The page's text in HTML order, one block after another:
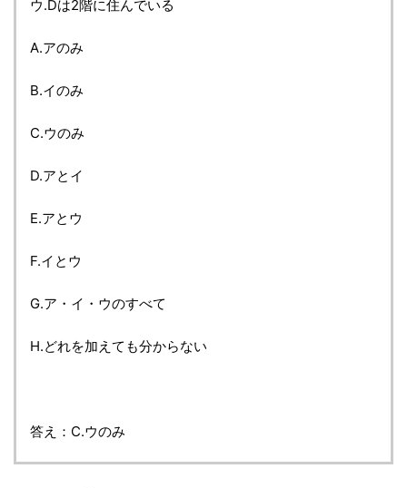
ウ.Dは2階に住んでいる
A.アのみ
B.イのみ
C.ウのみ
D.アとイ
E.アとウ
F.イとウ
G.ア・イ・ウのすべて
H.どれを加えても分からない
答え：C.ウのみ